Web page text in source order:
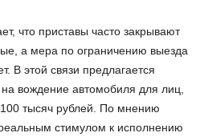
что приставы часто закрывают
а мера по ограничению выезда
В этой связи предлагается
вождение автомобиля для лиц,
тысяч рублей. По мнению
стимулом к исполнению